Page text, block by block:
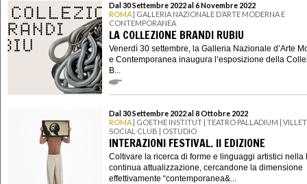
Dal 30 Settembre 2022 al 6 Novembre 2022
ROMA | GALLERIA NAZIONALE D’ARTE MODERNA E
CONTEMPORANEA
LA COLLEZIONE BRANDI RUBIU
Venerdì 30 settembre, la Galleria Nazionale d’Arte
e Contemporanea inaugura l’esposizione della
B...
Dal 30 Settembre 2022 al 8 Ottobre 2022
ROMA | GOETHE INSTITUT | TEATRO PALLADIUM |
SOCIAL CLUB | OSTUDIO
INTERAZIONI FESTIVAL. II EDIZIONE
Coltivare la ricerca di forme e linguaggi artistici nella
continua attualizzazione, cercandone la dimensione
effettivamente “contemporanea&...